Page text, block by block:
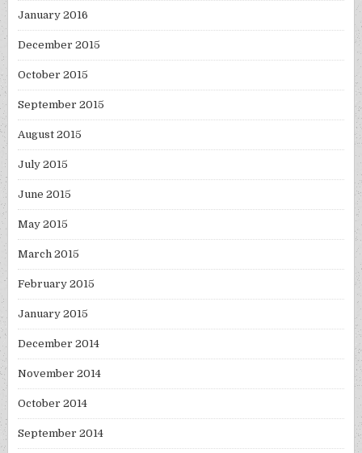
January 2016
December 2015
October 2015
September 2015
August 2015
July 2015
June 2015
May 2015
March 2015
February 2015
January 2015
December 2014
November 2014
October 2014
September 2014